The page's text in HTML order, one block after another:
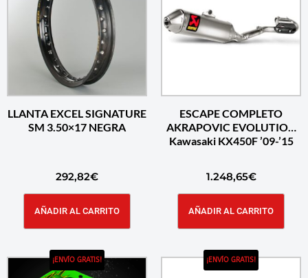
LLANTA EXCEL SIGNATURE
SM 3.50×17 NEGRA
292,82€
AÑADIR AL CARRITO
ESCAPE COMPLETO
AKRAPOVIC EVOLUTION
Kawasaki KX450F ’09-’15
1.248,65€
AÑADIR AL CARRITO
¡ENVÍO GRATIS! ¡ENVÍO GRATIS!